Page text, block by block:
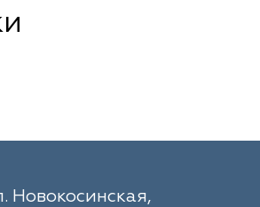
Новокосинская,